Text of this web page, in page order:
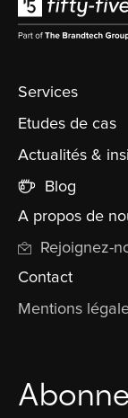
Services
Etudes de cas
Actualités &
Blog
A propos de
Rejoignez-
Contact
Mentions